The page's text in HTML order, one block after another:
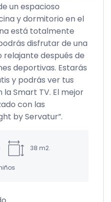
un espacioso
y dormitorio en el
está totalmente
disfrutar de una
relajante después de
deportivas. Estarás
y podrás ver tus
Smart TV. El mejor
con las
by Servatur”.
38 m2.